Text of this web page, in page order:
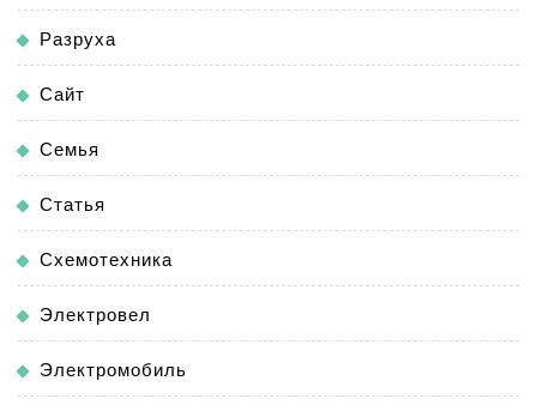
Разруха
Сайт
Семья
Статья
Схемотехника
Электровел
Электромобиль